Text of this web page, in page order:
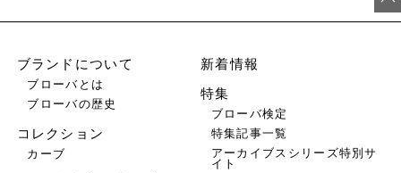
ブランドについて
ブローバとは
ブローバの歴史
コレクション
カーブ
新着情報
特集
ブローバ検定
特集記事一覧
アーカイブスシリーズ特別サ
イト